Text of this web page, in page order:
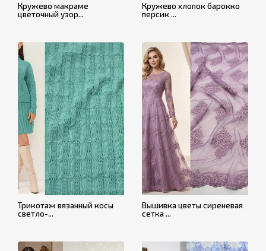
Кружево макраме
цветочный узор...
Кружево хлопок барокко
персик ...
Трикотаж вязанный косы
светло-...
Вышивка цветы сиреневая
сетка ...